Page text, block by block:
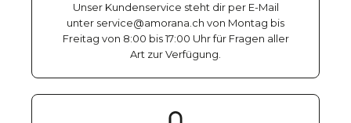
Unser Kundenservice steht dir per E-Mail
unter service@amorana.ch von Montag bis
Freitag von 8:00 bis 17:00 Uhr für Fragen aller
Art zur Verfügung.